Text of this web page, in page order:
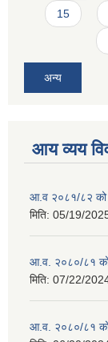
15
अन्य
आय व्यय
आ.व २०८१/८२ को
मिति: 05/19/
आ.व. २०८०/८१ को
मिति: 07/22/
आ.व. २०८०/८१ को